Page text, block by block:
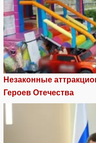
Незаконные
Героев Отечества